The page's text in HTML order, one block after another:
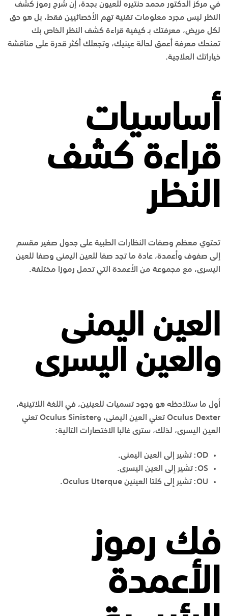
في مركز الدكتور محمد حنتيره للعيون بجدة، إن شرح رموز كشف
النظر ليس مجرد معلومات تقنية تهم الأخصائيين فقط، بل هو حق
لكل مريض، معرفتك بـ كيفية قراءة كشف النظر الخاص بك
تمنحك معرفة أعمق لحالة عينيك، وتجعلك أكثر قدرة على مناقشة
خياراتك العلاجية.
أساسيات
قراءة كشف
النظر
تحتوي معظم وصفات النظارات الطبية على جدول صغير مقسم
إلى صفوف وأعمدة، عادة ما تجد صفا للعين اليمنى وصفا للعين
اليسرى، مع مجموعة من الأعمدة التي تحمل رموزا مختلفة.
العين اليمنى
والعين اليسرى
أول ما ستلاحظه هو وجود تسميات للعينين، في اللغة اللاتينية،
Oculus Dexter تعني العين اليمنى، وOculus Sinister تعني
العين اليسرى، لذلك، سترى غالبا الاختصارات التالية:
OD: تشير إلى العين اليمنى.
OS: تشير إلى العين اليسرى.
OU: تشير إلى كلتا العينين Oculus Uterque.
فك رموز
الأعمدة